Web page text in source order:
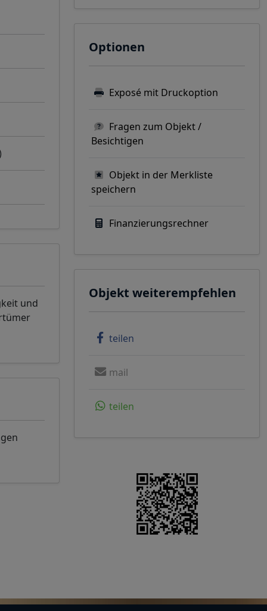
und
Optionen
Exposé mit Druckoption
Fragen zum Objekt /
Besichtigen
Objekt in der Merkliste
speichern
Finanzierungsrechner
Objekt weiterempfehlen
teilen
mail
teilen